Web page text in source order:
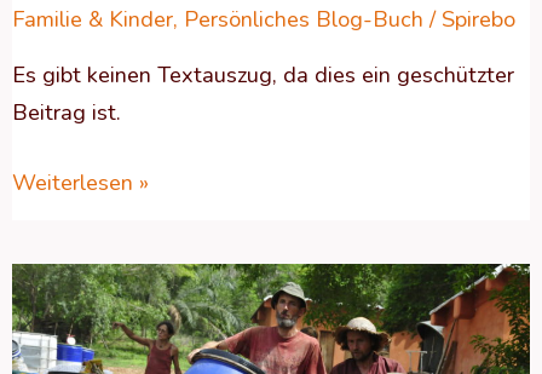
Familie & Kinder, Persönliches Blog-Buch / Spirebo
Es gibt keinen Textauszug, da dies ein geschützter
Beitrag ist.
Weiterlesen »
Geschützt:
ZWISCHEN
DEN